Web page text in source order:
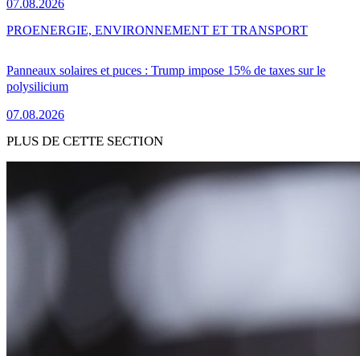
07.08.2026
Panneaux solaires et puces : Trump impose 15% de taxes sur le
polysilicium
07.08.2026
PROENERGIE, ENVIRONNEMENT ET TRANSPORT
PLUS DE CETTE SECTION